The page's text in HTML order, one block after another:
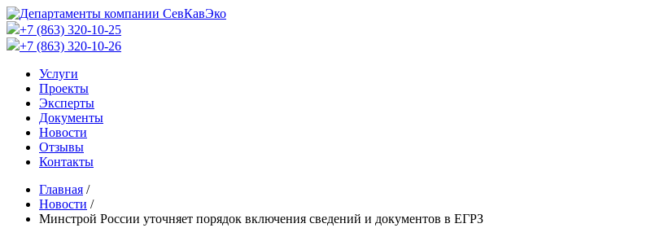
+7 (863) 320-10-25
+7 (863) 320-10-26
Услуги
Проекты
Эксперты
Документы
Новости
Отзывы
Контакты
Главная /
Новости /
Минстрой России уточняет порядок включения сведений и документов в ЕГРЗ